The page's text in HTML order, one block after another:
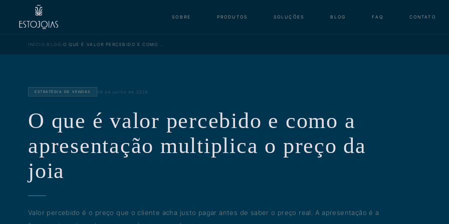
SOBRE PRODUTOS SOLUÇÕES BLOG FAQ CONTATO
INÍCIO › BLOG › O QUE É VALOR PERCEBIDO E COMO A APRESENTAÇÃO MULTIPLICA O PREÇO DA JOIA
ESTRATÉGIA DE VENDAS 08 de junho de 2026
O que é valor percebido e como a
apresentação multiplica o preço da
joia
Valor percebido é o preço que o cliente acha justo pagar antes de saber o preço real. A apresentação é a